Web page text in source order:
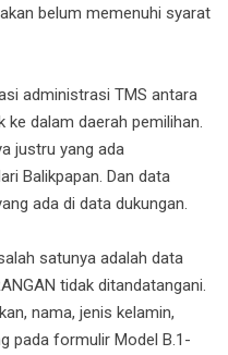
belum memenuhi syarat
administrasi TMS antara
dalam daerah pemilihan.
justru yang ada
Balikpapan. Dan data
ada di data dukungan.
satunya adalah data
tidak ditandatangani.
nama, jenis kelamin,
pada formulir Model B.1-